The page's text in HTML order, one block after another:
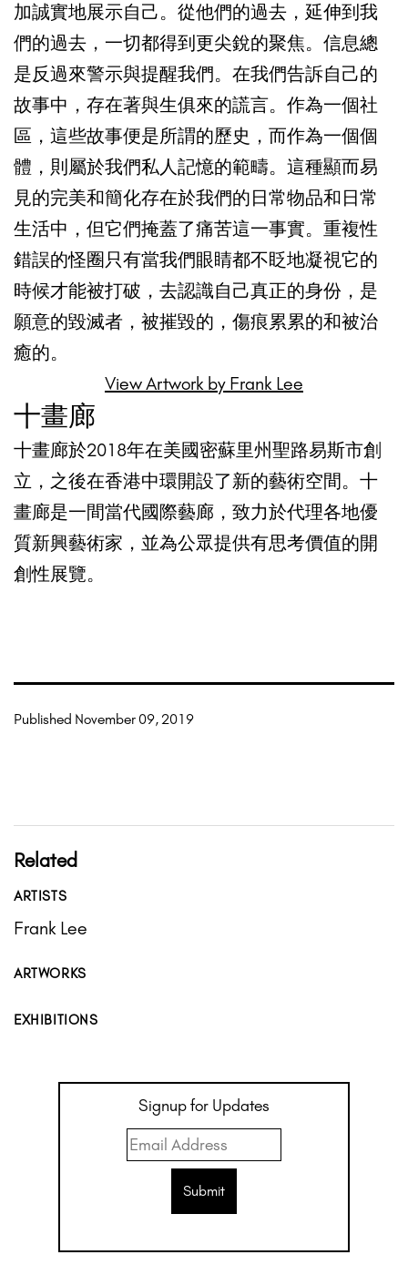
加誠實地展示自己。從他們的過去，延伸到我
們的過去，一切都得到更尖銳的聚焦。信息總
是反過來警示與提醒我們。在我們告訴自己的
故事中，存在著與生俱來的謊言。作為一個社
區，這些故事便是所謂的歷史，而作為一個個
體，則屬於我們私人記憶的範疇。這種顯而易
見的完美和簡化存在於我們的日常物品和日常
生活中，但它們掩蓋了痛苦這一事實。重複性
錯誤的怪圈只有當我們眼睛都不眨地凝視它的
時候才能被打破，去認識自己真正的身份，是
願意的毀滅者，被摧毀的，傷痕累累的和被治
癒的。
View Artwork by Frank Lee
十畫廊
十畫廊於2018年在美國密蘇里州聖路易斯市創
立，之後在香港中環開設了新的藝術空間。十
畫廊是一間當代國際藝廊，致力於代理各地優
質新興藝術家，並為公眾提供有思考價值的開
創性展覽。
Published November 09, 2019
Related
ARTISTS
Frank Lee
ARTWORKS
EXHIBITIONS
Signup for Updates